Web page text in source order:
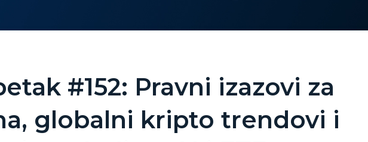
#152: Pravni izazovi za
globalni kripto trendovi i